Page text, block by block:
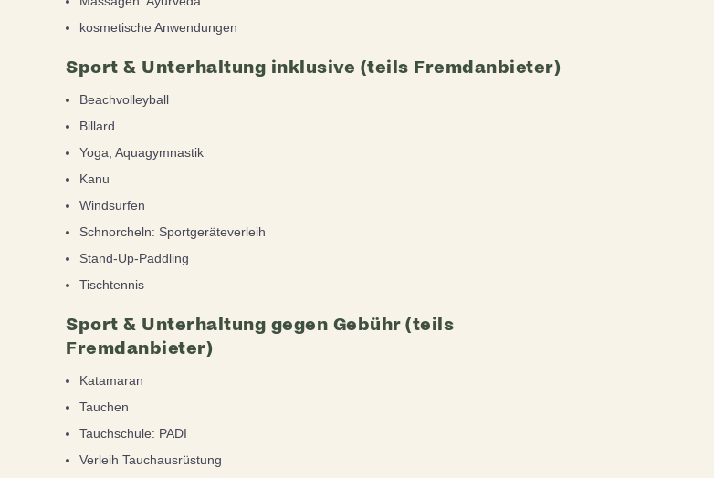
kosmetische Anwendungen
Sport & Unterhaltung inklusive (teils Fremdanbieter)
Beachvolleyball
Billard
Yoga, Aquagymnastik
Kanu
Windsurfen
Schnorcheln: Sportgeräteverleih
Stand-Up-Paddling
Tischtennis
Sport & Unterhaltung gegen Gebühr (teils
Fremdanbieter)
Katamaran
Tauchen
Tauchschule: PADI
Verleih Tauchausrüstung